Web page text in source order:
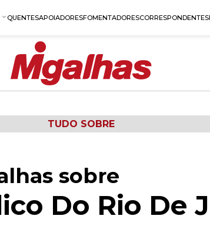
QUENTESAPOIADORESFOMENTADORESCORRESPONDENTES
TUDO SOBRE
sobre
Do Rio De